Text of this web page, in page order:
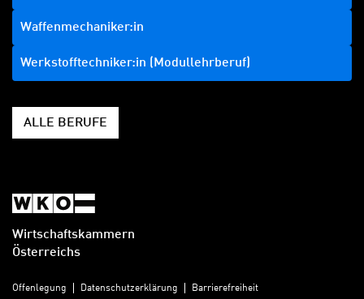
Waffenmechaniker:in
Werkstofftechniker:in (Modullehrberuf)
ALLE BERUFE
Wirtschaftskammern
Österreichs
Offenlegung Datenschutzerklärung Barrierefreiheit